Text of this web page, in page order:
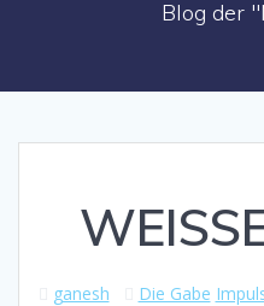
Blog der
ganesh Die Gabe